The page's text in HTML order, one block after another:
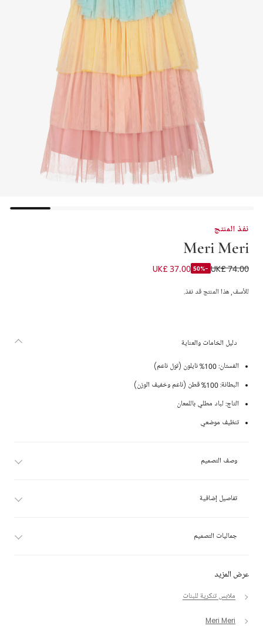
نفذ المنتج
Meri Meri
فستان أميرة تول بطبعة قوس قزح للبنات
UK£ 74.00
-50%
UK£ 37.00
للأسف, هذا المنتج قد نفذ.
عرض المزيد
ملابس تنكرية للبنات
Meri Meri
دليل الخامات والعناية
الفستان: 100% نايلون (تول ناعم)
البطانة: 100% قطن (ناعم وخفيف الوزن)
التاج: لباد مطلي باللمعان
تنظيف موضعي
وصف التصميم
تفاصيل إضافية
جماليات التصميم